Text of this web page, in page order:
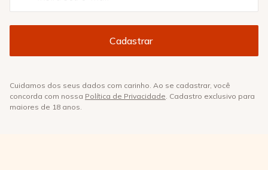
Cuidamos dos seus dados com carinho. Ao se cadastrar, você
concorda com nossa Política de Privacidade. Cadastro exclusivo para
maiores de 18 anos.